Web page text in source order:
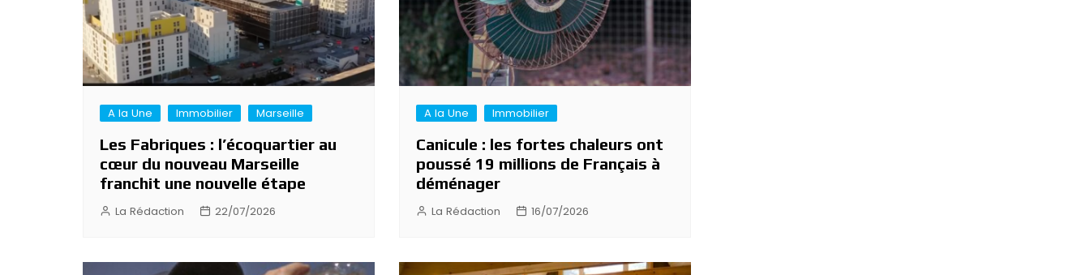
A la Une Immobilier Marseille
Les Fabriques : l’écoquartier au
cœur du nouveau Marseille
franchit une nouvelle étape
La Rédaction 22/07/2026
A la Une Immobilier
Canicule : les fortes chaleurs ont
poussé 19 millions de Français à
déménager
La Rédaction 16/07/2026